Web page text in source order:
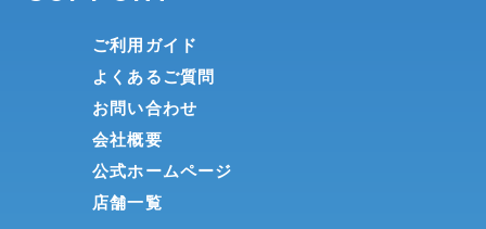
ご利用ガイド
よくあるご質問
お問い合わせ
会社概要
公式ホームページ
店舗一覧